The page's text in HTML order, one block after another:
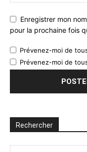
Enregistrer mon
pour la prochaine fois
Prévenez-moi de
Prévenez-moi de
Rechercher